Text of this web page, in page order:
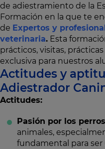
de adiestramiento de la
Formación en la que te
de Expertos y
veterinaria. Esta
prácticos, visitas,
exclusiva para nuestros
Actitudes y
Adiestrador
Actitudes:
Pasión por los perros
animales,
fundamental para